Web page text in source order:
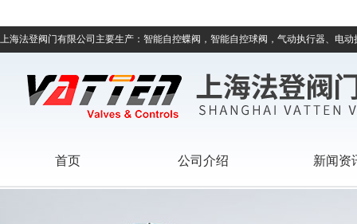
上海法登阀门有限公司主要生产：智能自控蝶阀，智能自控球阀，气动执行器、电
首页 公司介绍 新闻资